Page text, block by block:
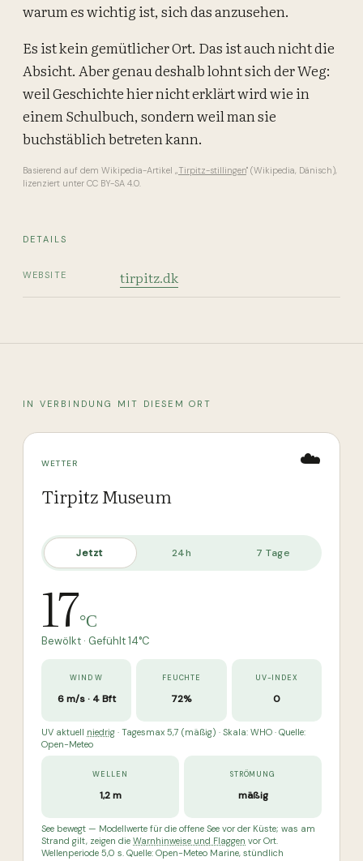
warum es wichtig ist, sich das anzusehen.
Es ist kein gemütlicher Ort. Das ist auch nicht die
Absicht. Aber genau deshalb lohnt sich der Weg:
weil Geschichte hier nicht erklärt wird wie in
einem Schulbuch, sondern weil man sie
buchstäblich betreten kann.
Basierend auf dem Wikipedia-Artikel „Tirpitz-stillingen" (Wikipedia, Dänisch),
lizenziert unter CC BY-SA 4.0.
DETAILS
WEBSITE tirpitz.dk
IN VERBINDUNG MIT DIESEM ORT
WETTER
Tirpitz Museum
☁️
Jetzt 24h 7 Tage
17°C
Bewölkt · Gefühlt14°C
WIND W
6 m/s · 4 Bft
FEUCHTE
72%
UV-INDEX
0
UV aktuell niedrig · Tagesmax 5,7 (mäßig) · Skala: WHO · Quelle:
Open-Meteo
WELLEN
1,2 m
STRÖMUNG
mäßig
See bewegt — Modellwerte für die offene See vor der Küste; was am
Strand gilt, zeigen die Warnhinweise und Flaggen vor Ort.
Wellenperiode 5,0 s. Quelle: Open-Meteo Marine, stündlich